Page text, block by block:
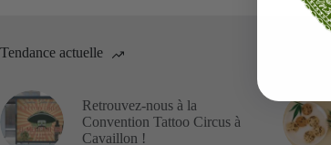
Tendance actuelle
Retrouvez-nous à la
Convention Tattoo Circus à
Cavaillon !